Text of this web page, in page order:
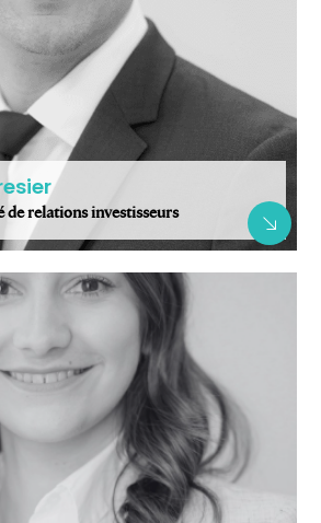
de relations investisseurs